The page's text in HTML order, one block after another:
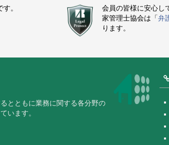
。
会員の皆様に安心し
家管理士協会は「 弁
ります。
とともに業務に関する各分野の
います。